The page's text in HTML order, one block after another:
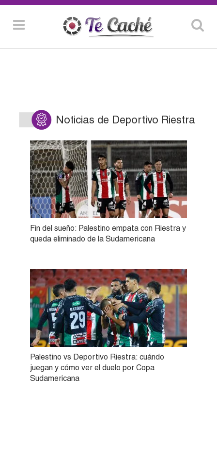
Noticias de Deportivo Riestra
Fin del sueño: Palestino empata con Riestra y
queda eliminado de la Sudamericana
Palestino vs Deportivo Riestra: cuándo
juegan y cómo ver el duelo por Copa
Sudamericana